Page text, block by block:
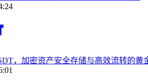
，加密资产安全存储与高效流转的黄